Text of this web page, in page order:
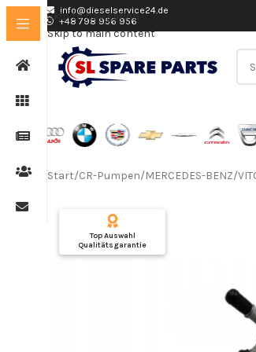
Skip to navigation
Skip to main content
info@dieselservice24.de
+48 798 956 956
Nutzen Sie die Suche, um
Start/CR-Pumpen/MERCEDES-BENZ/
Top Auswahl
Qualitätsgarantie